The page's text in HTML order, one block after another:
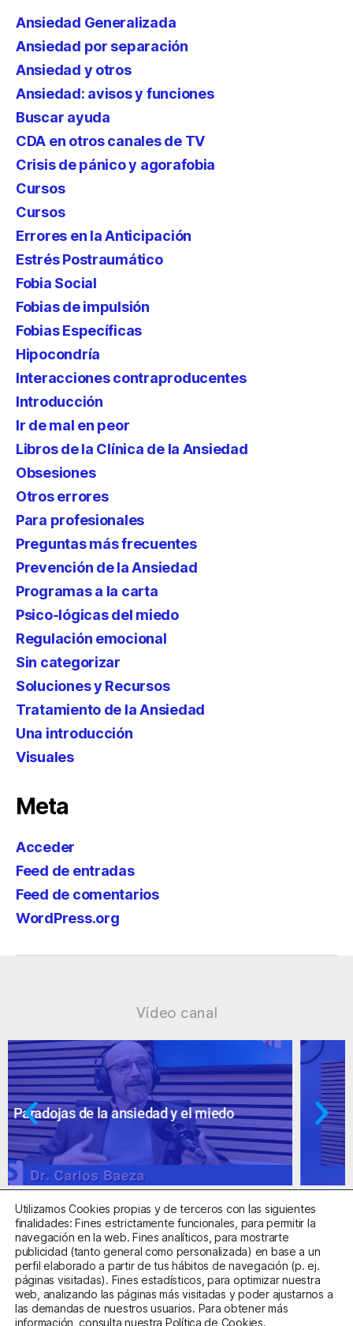
Ansiedad Generalizada
Ansiedad por separación
Ansiedad y otros
Ansiedad: avisos y funciones
Buscar ayuda
CDA en otros canales de TV
Crisis de pánico y agorafobia
Cursos
Cursos
Errores en la Anticipación
Estrés Postraumático
Fobia Social
Fobias de impulsión
Fobias Específicas
Hipocondría
Interacciones contraproducentes
Introducción
Ir de mal en peor
Libros de la Clínica de la Ansiedad
Obsesiones
Otros errores
Para profesionales
Preguntas más frecuentes
Prevención de la Ansiedad
Programas a la carta
Psico-lógicas del miedo
Regulación emocional
Sin categorizar
Soluciones y Recursos
Tratamiento de la Ansiedad
Una introducción
Visuales
Meta
Acceder
Feed de entradas
Feed de comentarios
WordPress.org
Vídeo canal
Ansiedad: supuestos cuestionables
Centro Sanitario Autorizado con el código E08737002
Aviso LegalPolítica de PrivacidadPolítica de Cookies
Utilizamos Cookies propias y de terceros con las siguientes
finalidades: Fines estrictamente funcionales, para permitir la
navegación en la web. Fines analíticos, para mostrarte
publicidad (tanto general como personalizada) en base a un
perfil elaborado a partir de tus hábitos de navegación (p. ej.
páginas visitadas). Fines estadísticos, para optimizar nuestra
web, analizando las páginas más visitadas y poder ajustarnos a
las demandas de nuestros usuarios. Para obtener más
información, consulta nuestra Política de Cookies.